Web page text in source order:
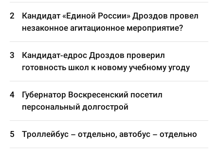
Кандидат «Единой России» Дроздов провел
незаконное агитационное мероприятие?
Кандидат-едрос Дроздов проверил
готовность школ к новому учебному угоду
Губернатор Воскресенский посетил
персональный долгострой
Троллейбус – отдельно, автобус – отдельно